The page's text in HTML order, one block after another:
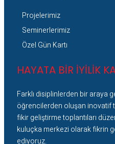
Projelerimiz
Seminerlerimiz
Özel Gün Kartı
HAYATA BİR İYİLİK
Farklı disiplinlerden bir araya
öğrencilerden oluşan inovatif
fikir geliştirme toplantıları
kuluçka merkezi olarak fikrin
ediyoruz.